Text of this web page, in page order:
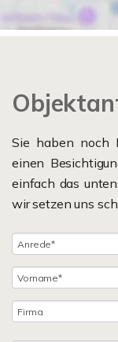
Sie haben noch
einen
einfach das
wir setzen uns